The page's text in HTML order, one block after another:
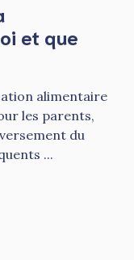
et que
alimentaire
les parents,
du
...